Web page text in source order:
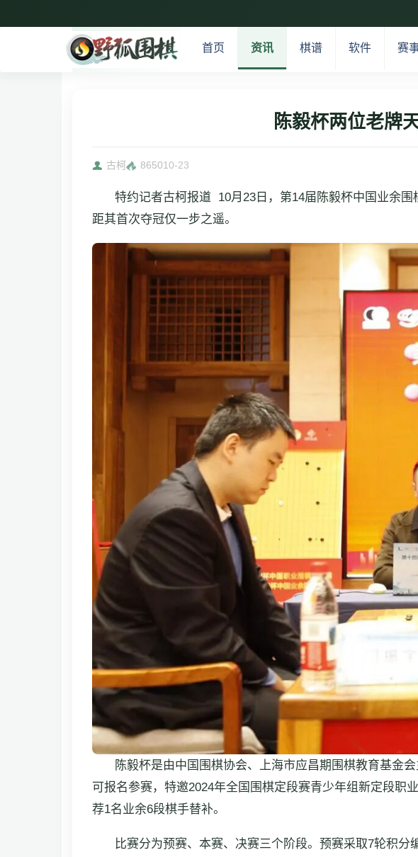
首页 资讯 棋谱 软件 赛
陈毅杯两位老牌
古柯 865010-23
特约记者古柯报道 10月23日，第14届陈毅杯中国业余
距其首次夺冠仅一步之遥。
陈毅杯是由中国围棋协会、上海市应昌期围棋教育基金
可报名参赛，特邀2024年全国围棋定段赛青少年组新定段职
荐1名业余6段棋手替补。
比赛分为预赛、本赛、决赛三个阶段。预赛采取7轮积分